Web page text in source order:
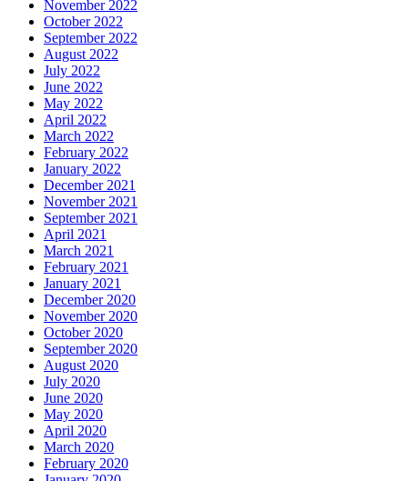
November 2022
October 2022
September 2022
August 2022
July 2022
June 2022
May 2022
April 2022
March 2022
February 2022
January 2022
December 2021
November 2021
September 2021
April 2021
March 2021
February 2021
January 2021
December 2020
November 2020
October 2020
September 2020
August 2020
July 2020
June 2020
May 2020
April 2020
March 2020
February 2020